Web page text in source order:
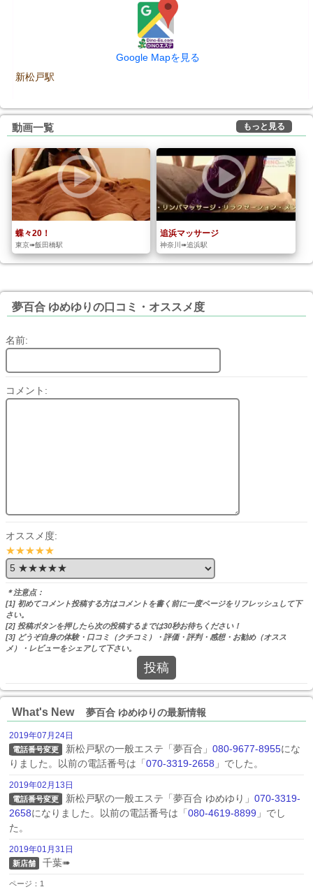
Google Mapを見る
新松戸駅
動画一覧 もっと見る
蝶々20！
東京➠飯田橋駅
追浜マッサージ
神奈川➠追浜駅
夢百合 ゆめゆりの口コミ・オススメ度
名前:
コメント:
オススメ度:
★★★★★
＊注意点：
[1] 初めてコメント投稿する方はコメントを書く前に一度ページをリフレッシュして下
さい。
[2] 投稿ボタンを押したら次の投稿するまでは30秒お待ちください！
[3] どうぞ自身の体験・口コミ（クチコミ）・評価・評判・感想・お勧め（オスス
メ）・レビューをシェアして下さい。
投稿
What's New 夢百合 ゆめゆりの最新情報
2019年07月24日
電話番号変更 新松戸駅の一般エステ「夢百合」 080-9677-8955にな
りました。以前の電話番号は「 070-3319-2658 」でした。
2019年02月13日
電話番号変更 新松戸駅の一般エステ「夢百合 ゆめゆり」 070-3319-
2658になりました。以前の電話番号は「 080-4619-8899 」でし
た。
2019年01月31日
新店舗 千葉➠
ページ：1